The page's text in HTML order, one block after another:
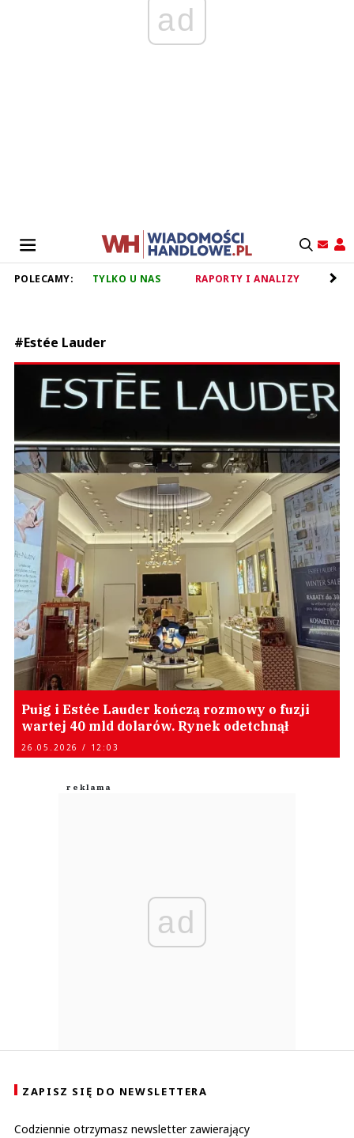
ad
POLECAMY: TYLKO U NAS RAPORTY I ANALIZY
#Estée Lauder
Puig i Estée Lauder kończą rozmowy o fuzji
wartej 40 mld dolarów. Rynek odetchnął
26.05.2026 / 12:03
ad
ZAPISZ SIĘ DO NEWSLETTERA
Codziennie otrzymasz newsletter zawierający